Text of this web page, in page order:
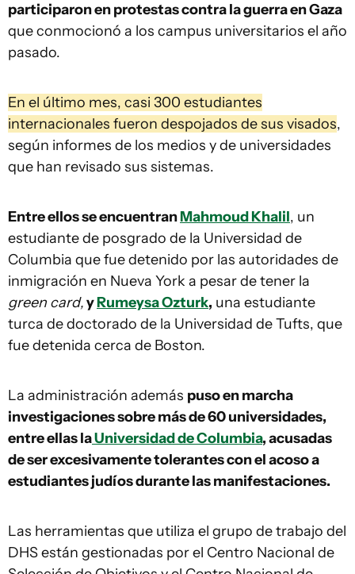
participaron en protestas contra la guerra en Gaza
que conmocionó a los campus universitarios el año
pasado.
En el último mes, casi 300 estudiantes
internacionales fueron despojados de sus visados,
según informes de los medios y de universidades
que han revisado sus sistemas.
Entre ellos se encuentranMahmoud Khalil, un
estudiante de posgrado de la Universidad de
Columbia que fue detenido por las autoridades de
inmigración en Nueva York a pesar de tener la
green card,yRumeysa Ozturk, una estudiante
turca de doctorado de la Universidad de Tufts, que
fue detenida cerca de Boston.
La administración además puso en marcha
investigaciones sobre más de 60 universidades,
entre ellas laUniversidad de Columbia, acusadas
de ser excesivamente tolerantes con el acoso a
estudiantes judíos durante las manifestaciones.
Las herramientas que utiliza el grupo de trabajo del
DHS están gestionadas por el Centro Nacional de